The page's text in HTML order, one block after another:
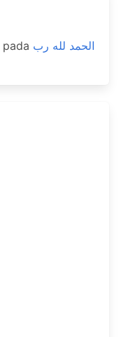
pada الحمد لله رب